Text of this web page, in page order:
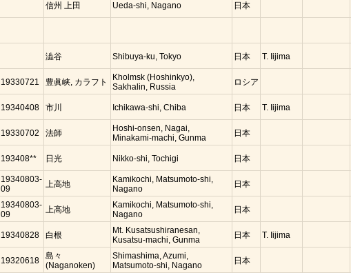
信州 上田 Ueda-shi, Nagano 日本
澁谷 Shibuya-ku, Tokyo 日本 T. Iijima
19330721 豊眞峡, カラフト
Kholmsk (Hoshinkyo),
Sakhalin, Russia
ロシア
19340408 市川 Ichikawa-shi, Chiba 日本 T. Iijima
19330702 法師
Hoshi-onsen, Nagai,
Minakami-machi, Gunma
日本
193408** 日光 Nikko-shi, Tochigi 日本
19340803-
09
上高地
Kamikochi, Matsumoto-shi,
Nagano
日本
19340803-
09
上高地
Kamikochi, Matsumoto-shi,
Nagano
日本
19340828 白根
Mt. Kusatsushiranesan,
Kusatsu-machi, Gunma
日本 T. Iijima
19320618
島々
(Naganoken)
Shimashima, Azumi,
Matsumoto-shi, Nagano
日本